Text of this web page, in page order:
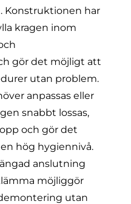
Konstruktionen har
kragen inom
gör det möjligt att
utan problem.
anpassas eller
snabbt lossas,
och gör det
hög hygiennivå.
anslutning
möjliggör
utan